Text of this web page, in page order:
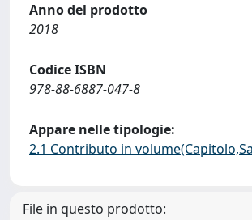
Anno del prodotto
2018
Codice ISBN
978-88-6887-047-8
Appare nelle tipologie:
2.1 Contributo in
File in questo prodotto: